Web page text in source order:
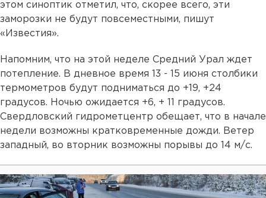
этом синоптик отметил, что, скорее всего, эти
заморозки не будут повсеместными, пишут
«Известия».
Напомним, что на этой неделе Средний Урал ждет
потепление. В дневное время 13 - 15 июня столбики
термометров будут подниматься до +19, +24
градусов. Ночью ожидается +6, + 11 градусов.
Свердловский гидрометцентр обещает, что в начале
недели возможны кратковременные дожди. Ветер
западный, во вторник возможны порывы до 14 м/с.